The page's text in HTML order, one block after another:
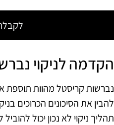
הקדמה לניקוי
נברשות קריסטל מהוות תוספת
להבין את הסיכונים הכרוכים
תהליך ניקוי לא נכון יכול